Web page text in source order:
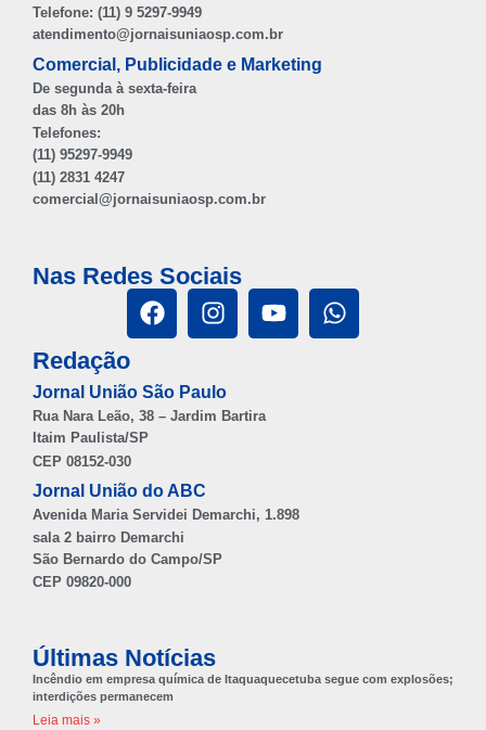
Telefone: (11) 9 5297-9949
atendimento@jornaisuniaosp.com.br
Comercial, Publicidade e Marketing
De segunda à sexta-feira
das 8h às 20h
Telefones:
(11) 95297-9949
(11) 2831 4247
comercial@jornaisuniaosp.com.br
Nas Redes Sociais
Redação
Jornal União São Paulo
Rua Nara Leão, 38 – Jardim Bartira
Itaim Paulista/SP
CEP 08152-030
Jornal União do ABC
Avenida Maria Servidei Demarchi, 1.898
sala 2 bairro Demarchi
São Bernardo do Campo/SP
CEP 09820-000
Últimas Notícias
Incêndio em empresa química de Itaquaquecetuba segue com explosões;
interdições permanecem
Leia mais »